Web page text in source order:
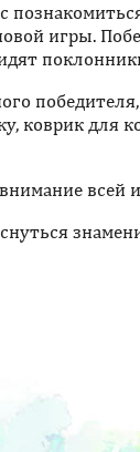
игры.
коврик
всей